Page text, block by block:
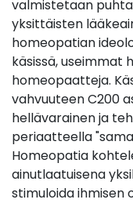
valmistetaan
yksittäisten
homeopatian
käsissä, useimmat
homeopaatteja.
vahvuuteen C200
hellävarainen ja
periaatteella
Homeopatia
ainutlaatuisena
stimuloida ihmisen